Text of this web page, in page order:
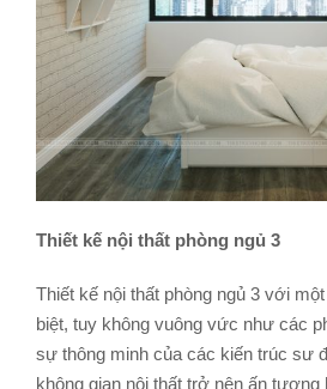
Thiết kế nội thất phòng ngủ 3
Thiết kế nội thất phòng ngủ 3 với
biệt, tuy không vuông vức như các
sự thông minh của các kiến trúc sư
không gian nội thất trở nên ấn